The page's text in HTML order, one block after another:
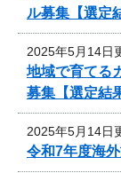
ル募集【選定
2025年5月14日
地域で育てる
募集【選定結
2025年5月14日
令和7年度海